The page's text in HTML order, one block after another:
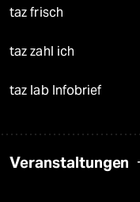
taz frisch
taz zahl ich
taz lab Infobrief
Veranstaltungen